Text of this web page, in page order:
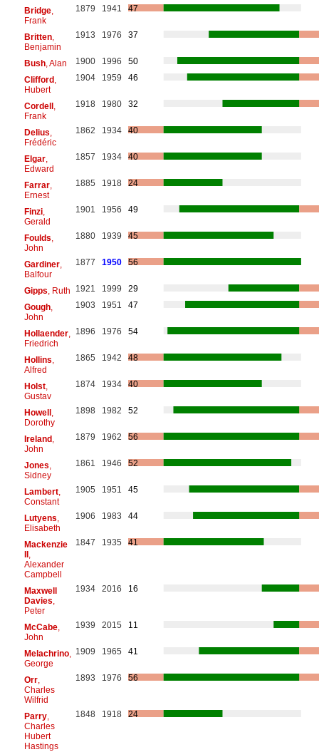
Bridge,
Frank
1879 1941 47
Britten,
Benjamin
1913 1976 37
Bush, Alan 1900 1996
50
Clifford,
Hubert
1904 1959 46
Cordell,
Frank
1918 1980 32
Delius
Frédéric
1862 1934 40
Elgar,
Edward
1857 1934 40
Farrar,
Ernest
1885 1918 24
Finzi,
Gerald
1901 1956 49
Foulds
John
1880 1939 45
Gardiner,
Balfour
1877 1950 56
Gipps , Ruth 1921 1999
29
Gough,
John
1903 1951 47
Hollaender,
Friedrich
1896 1976 54
Hollins
Alfred
1865 1942 48
Holst,
Gustav
1874 1934 40
Howell,
Dorothy
1898 1982 52
Ireland,
John
1879 1962 56
Jones
Sidney
1861 1946 52
Lambert,
Constant
1905 1951 45
Lutyens
Elisabeth
1906 1983 44
Mackenzie
II,
Alexander
Campbell
1847 1935 41
Maxwell
Davies
Peter
1934 2016 16
McCabe,
John
1939 2015 11
Melachrino,
George
1909 1965 41
Orr,
Charles
Wilfrid
1893 1976 56
Parry,
Charles
Hubert
Hastings
1848 1918 24